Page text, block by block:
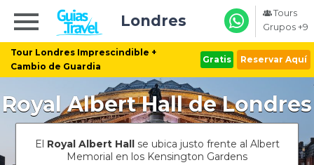
Tour Londres Imprescindible +
Cambio de Guardia
Gratis Reservar Aquí
Londres
Tours
Grupos +9
Royal Albert Hall de Londres
El Royal Albert Hallse ubica justo frente al Albert
Memorial en los Kensington Gardens